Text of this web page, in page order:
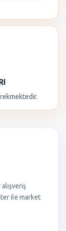
ile market